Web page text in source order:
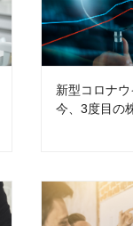
新型コロナ
今、3度目の